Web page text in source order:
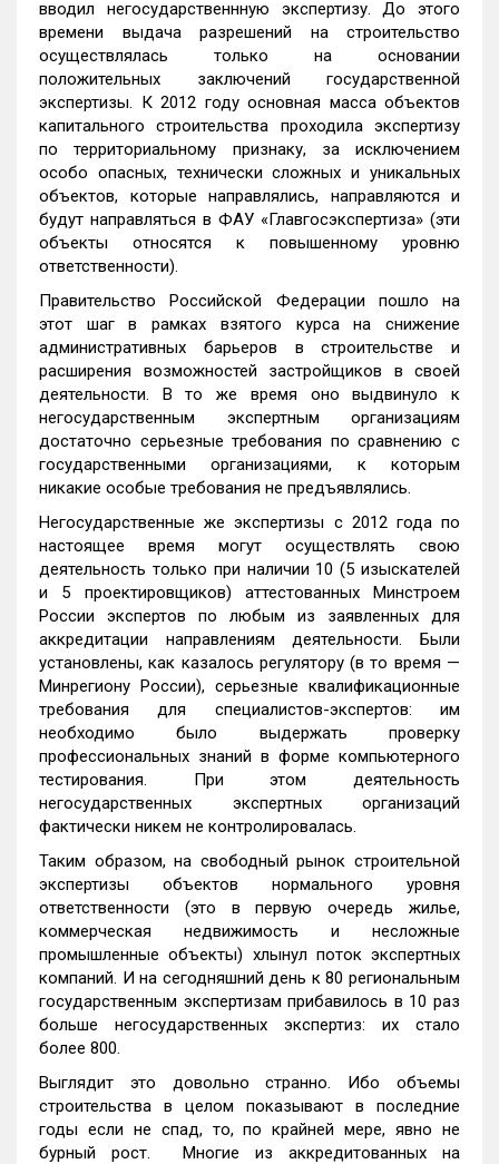
вводил негосударственнную экспертизу. До этого
времени выдача разрешений на строительство
осуществлялась только на основании
положительных заключений государственной
экспертизы. К 2012 году основная масса объектов
капитального строительства проходила экспертизу
по территориальному признаку, за исключением
особо опасных, технически сложных и уникальных
объектов, которые направлялись, направляются и
будут направляться в ФАУ «Главгосэкспертиза» (эти
объекты относятся к повышенному уровню
ответственности).
Правительство Российской Федерации пошло на
этот шаг в рамках взятого курса на снижение
административных барьеров в строительстве и
расширения возможностей застройщиков в своей
деятельности. В то же время оно выдвинуло к
негосударственным экспертным организациям
достаточно серьезные требования по сравнению с
государственными организациями, к которым
никакие особые требования не предъявлялись.
Негосударственные же экспертизы с 2012 года по
настоящее время могут осуществлять свою
деятельность только при наличии 10 (5 изыскателей
и 5 проектировщиков) аттестованных Минстроем
России экспертов по любым из заявленных для
аккредитации направлениям деятельности. Были
установлены, как казалось регулятору (в то время —
Минрегиону России), серьезные квалификационные
требования для специалистов-экспертов: им
необходимо было выдержать проверку
профессиональных знаний в форме компьютерного
тестирования. При этом деятельность
негосударственных экспертных организаций
фактически никем не контролировалась.
Таким образом, на свободный рынок строительной
экспертизы объектов нормального уровня
ответственности (это в первую очередь жилье,
коммерческая недвижимость и несложные
промышленные объекты) хлынул поток экспертных
компаний. И на сегодняшний день к 80 региональным
государственным экспертизам прибавилось в 10 раз
больше негосударственных экспертиз: их стало
более 800.
Выглядит это довольно странно. Ибо объемы
строительства в целом показывают в последние
годы если не спад, то, по крайней мере, явно не
бурный рост. Многие из аккредитованных на